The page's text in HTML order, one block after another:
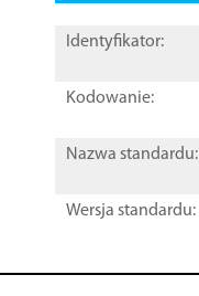
Identyfikator:
Kodowanie:
Nazwa standardu:
Wersja standardu: